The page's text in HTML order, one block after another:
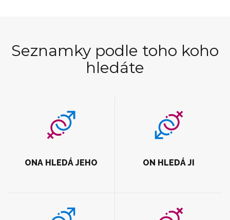
Seznamky podle toho koho
hledáte
ONA HLEDÁ JEHO ON HLEDÁ JI